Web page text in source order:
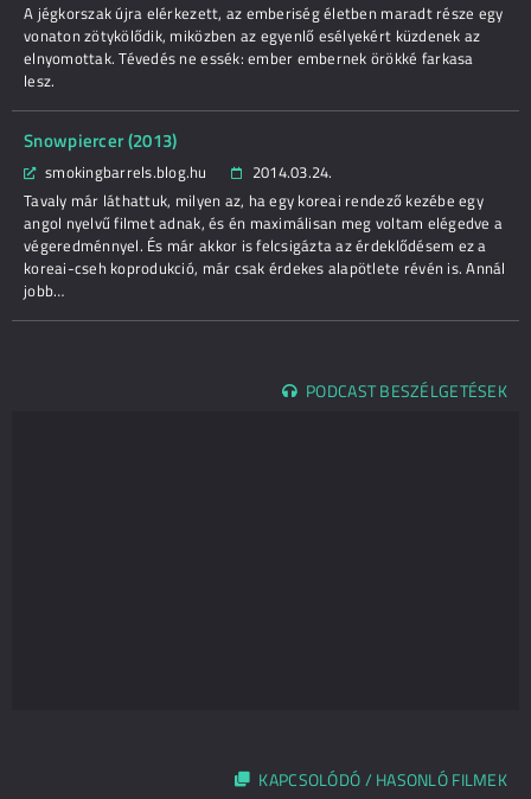
A jégkorszak újra elérkezett, az emberiség életben maradt része egy
vonaton zötykölődik, miközben az egyenlő esélyekért küzdenek az
elnyomottak. Tévedés ne essék: ember embernek örökké farkasa
lesz.
Snowpiercer (2013)
smokingbarrels.blog.hu
2014.03.24.
Tavaly már láthattuk, milyen az, ha egy koreai rendező kezébe egy
angol nyelvű filmet adnak, és én maximálisan meg voltam elégedve a
végeredménnyel. És már akkor is felcsigázta az érdeklődésem ez a
koreai-cseh koprodukció, már csak érdekes alapötlete révén is. Annál
jobb…
PODCAST BESZÉLGETÉSEK
KAPCSOLÓDÓ / HASONLÓ FILMEK